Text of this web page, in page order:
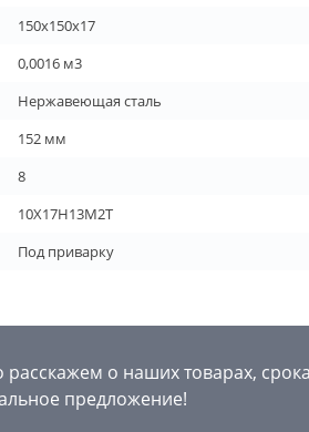
150х150х17
0,0016 м3
Нержавеющая сталь
152 мм
8
10Х17Н13М2Т
Под приварку
о наших товарах,
предложение!